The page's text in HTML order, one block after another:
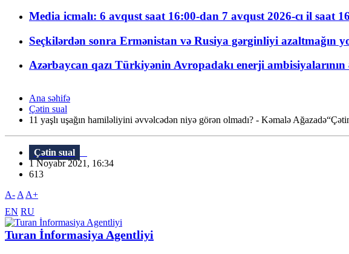
Media icmalı: 6 avqust saat 16:00-dan 7 avqust 2026-cı il saat
Seçkilərdən sonra Ermənistan və Rusiya gərginliyi azaltmağın
Azərbaycan qazı Türkiyənin Avropadakı enerji ambisiyalarının
Ana səhifə
Çətin sual
11 yaşlı uşağın hamiləliyini əvvəlcədən niyə görən olmadı? - Kəmalə
Çətin sual
1 Noyabr 2021, 16:34
613
A- A A+
EN RU
Turan İnformasiya Agentliyi